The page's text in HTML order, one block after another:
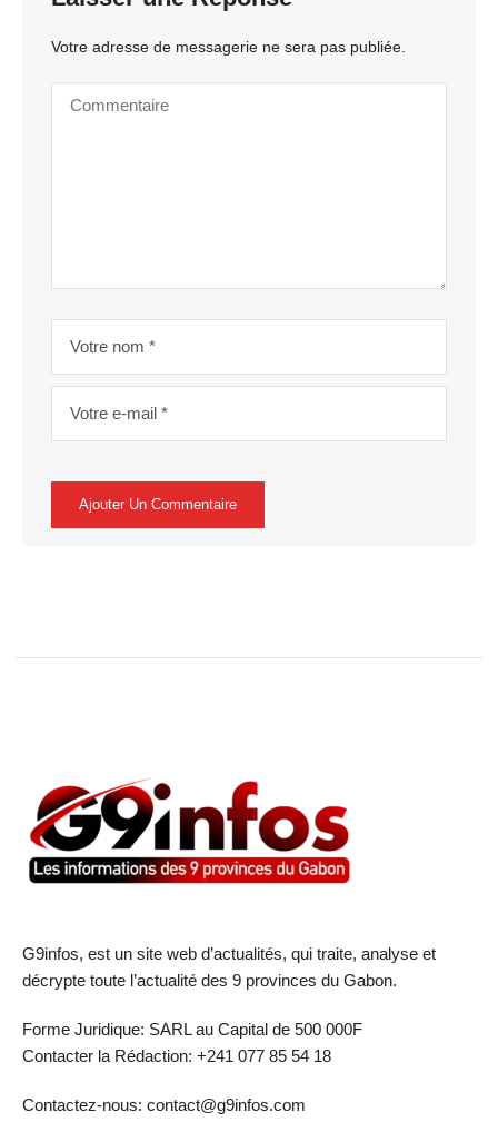
Votre adresse de messagerie ne sera pas publiée.
G9infos, est un site web d’actualités, qui traite, analyse et
décrypte toute l’actualité des 9 provinces du Gabon.
Forme Juridique: SARL au Capital de 500 000F
Contacter la Rédaction: +241 077 85 54 18
Contactez-nous: contact@g9infos.com